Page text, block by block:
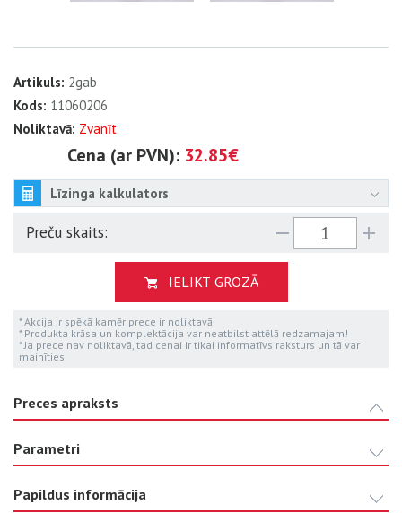
Artikuls: 2gab
Kods: 11060206
Noliktavā: Zvanīt
Cena (ar PVN): 32.85€
Līzinga kalkulators
Preču skaits:
IELIKT GROZĀ
* Akcija ir spēkā kamēr prece ir noliktavā
* Produkta krāsa un komplektācija var neatbilst attēlā redzamajam!
* Ja prece nav noliktavā, tad cenai ir tikai informatīvs raksturs un tā var
mainīties
Preces apraksts
Parametri
Papildus informācija